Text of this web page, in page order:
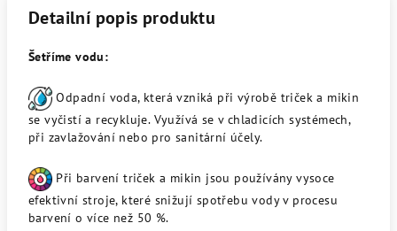
Detailní popis produktu
Šetříme vodu:
Odpadní voda, která vzniká při výrobě triček a mikin
se vyčistí a recykluje. Využívá se v chladicích systémech,
při zavlažování nebo pro sanitární účely.
Při barvení triček a mikin jsou používány vysoce
efektivní stroje, které snižují spotřebu vody v procesu
barvení o více než 50 %.